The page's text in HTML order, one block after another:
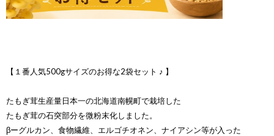
【１番人気500gサイズのお得な2袋セット ♪ 】
たもぎ茸生産量日本一の北海道南幌町で栽培した
たもぎ茸の石突部分を微粉末化しました。
βーグルカン、食物繊維、エルゴチオネン、ナイアシン等が入った